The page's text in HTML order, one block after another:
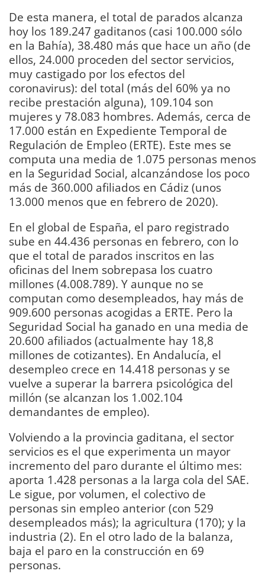
De esta manera, el total de parados alcanza
hoy los 189.247 gaditanos (casi 100.000 sólo
en la Bahía), 38.480 más que hace un año (de
ellos, 24.000 proceden del sector servicios,
muy castigado por los efectos del
coronavirus): del total (más del 60% ya no
recibe prestación alguna), 109.104 son
mujeres y 78.083 hombres. Además, cerca de
17.000 están en Expediente Temporal de
Regulación de Empleo (ERTE). Este mes se
computa una media de 1.075 personas menos
en la Seguridad Social, alcanzándose los poco
más de 360.000 afiliados en Cádiz (unos
13.000 menos que en febrero de 2020).
En el global de España, el paro registrado
sube en 44.436 personas en febrero, con lo
que el total de parados inscritos en las
oficinas del Inem sobrepasa los cuatro
millones (4.008.789). Y aunque no se
computan como desempleados, hay más de
909.600 personas acogidas a ERTE. Pero la
Seguridad Social ha ganado en una media de
20.600 afiliados (actualmente hay 18,8
millones de cotizantes). En Andalucía, el
desempleo crece en 14.418 personas y se
vuelve a superar la barrera psicológica del
millón (se alcanzan los 1.002.104
demandantes de empleo).
Volviendo a la provincia gaditana, el sector
servicios es el que experimenta un mayor
incremento del paro durante el último mes:
aporta 1.428 personas a la larga cola del SAE.
Le sigue, por volumen, el colectivo de
personas sin empleo anterior (con 529
desempleados más); la agricultura (170); y la
industria (2). En el otro lado de la balanza,
baja el paro en la construcción en 69
personas.